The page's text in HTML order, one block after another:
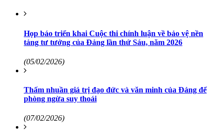
Họp báo triển khai Cuộc thi chính luận về bảo vệ nền
tảng tư tưởng của Đảng lần thứ Sáu, năm 2026
(05/02/2026)
Thấm nhuần giá trị đạo đức và văn minh của Đảng để
phòng ngừa suy thoái
(07/02/2026)